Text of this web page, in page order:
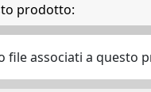
prodotto:
file associati a questo